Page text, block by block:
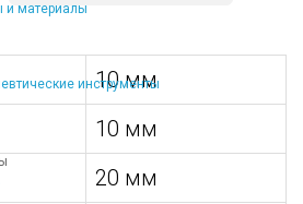
и материалы
инструменты
10 мм
10 мм
20 мм